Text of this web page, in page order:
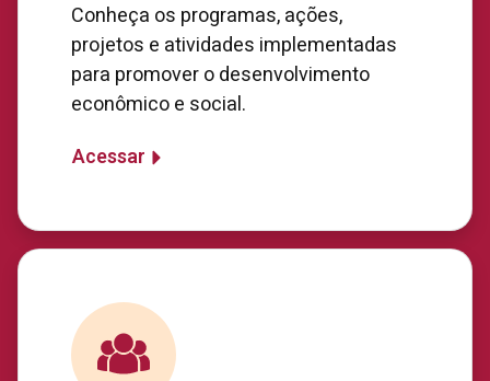
Conheça os programas, ações,
projetos e atividades implementadas
para promover o desenvolvimento
econômico e social.
Acessar